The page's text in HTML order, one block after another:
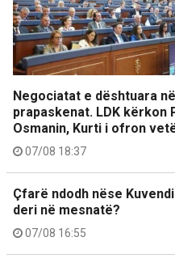
Negociatat e dështuara
prapaskenat. LDK kërkon
Osmanin, Kurti i ofron
07/08 18:37
Çfarë ndodh nëse
deri në mesnatë?
07/08 16:55